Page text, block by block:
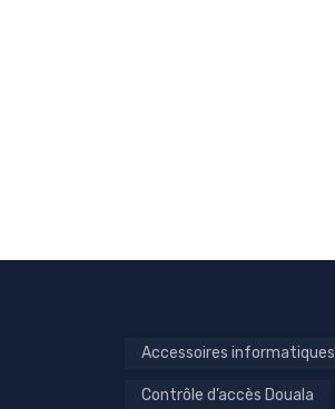
Accessoires informatiques
Contrôle d’accès Douala